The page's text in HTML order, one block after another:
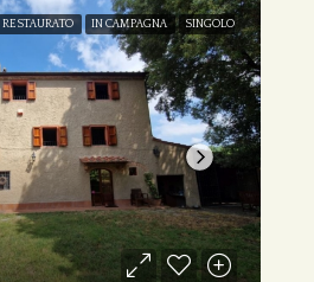
RESTAURATO IN CAMPAGNA SINGOLO